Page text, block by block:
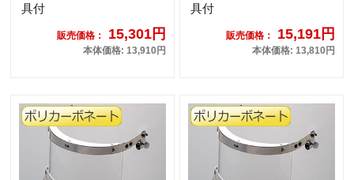
具付
販売価格： 15,301円
本体価格: 13,910円
具付
販売価格： 15,191円
本体価格: 13,810円